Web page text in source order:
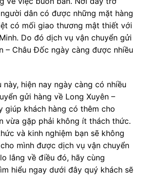
dân có được những mặt hàng
có mối giao thương mật thiết với
Do đó dịch vụ vận chuyển gửi
– Châu Đốc ngày càng được nhiều
hiện nay ngày càng có nhiều
gửi hàng về Long Xuyên –
giúp khách hàng có thêm cho
vừa gặp phải không ít thách thức.
và kinh nghiệm bạn sẽ không
mình được dịch vụ vận chuyển
lắng về điều đó, hãy cùng
hiểu ngay dưới đây quý khách sẽ